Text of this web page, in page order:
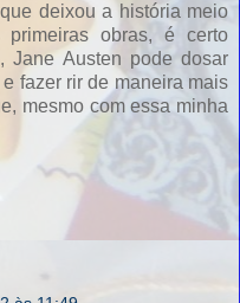
deixou a história meio
obras, é certo
Jane Austen pode dosar
fazer rir de maneira mais
mesmo com essa minha